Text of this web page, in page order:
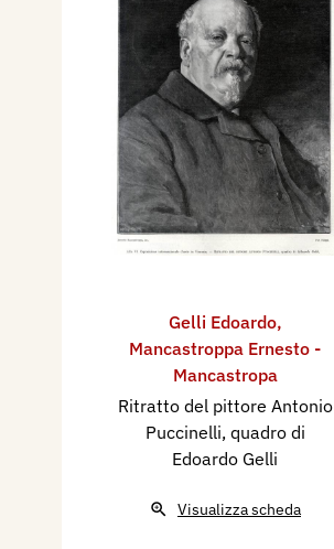
Gelli Edoardo,
Mancastroppa Ernesto -
Mancastropa
Ritratto del pittore Antonio
Puccinelli, quadro di
Edoardo Gelli
Visualizza scheda